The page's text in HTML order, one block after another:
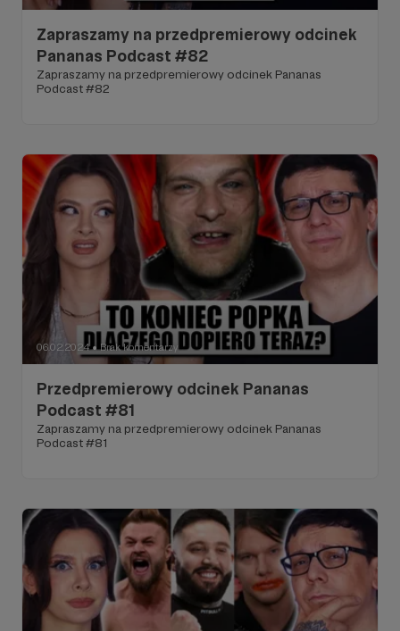
Zapraszamy na przedpremierowy odcinek
Pananas Podcast #82
Zapraszamy na przedpremierowy odcinek Pananas
Podcast #82
06.02.2024 ● Brak komentarzy
Przedpremierowy odcinek Pananas
Podcast #81
Zapraszamy na przedpremierowy odcinek Pananas
Podcast #81